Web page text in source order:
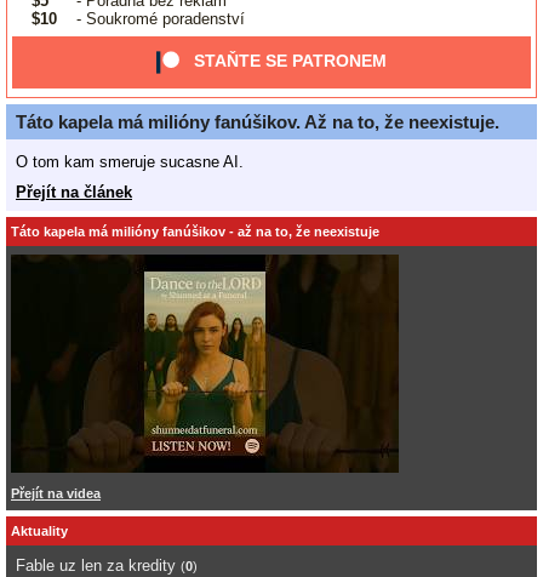
$10
- Soukromé poradenství
STAŇTE SE PATRONEM
Táto kapela má milióny fanúšikov. Až na to, že neexistuje.
O tom kam smeruje sucasne AI.
Přejít na článek
Táto kapela má milióny fanúšikov - až na to, že neexistuje
Přejít na videa
Aktuality
Fable uz len za kredity (0)